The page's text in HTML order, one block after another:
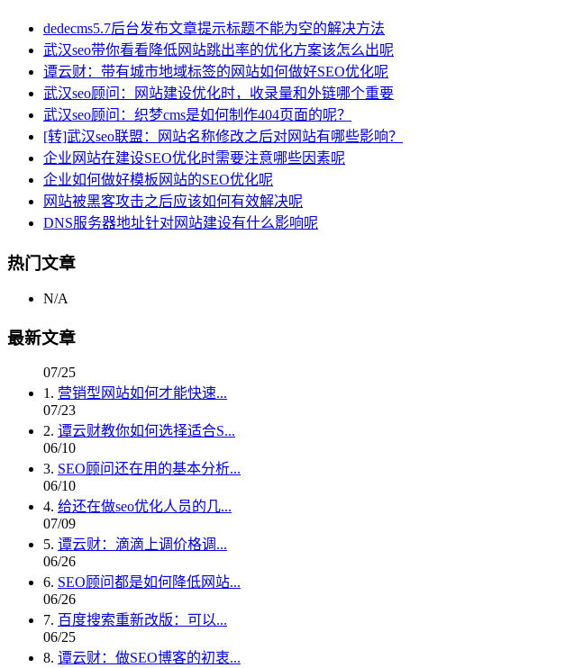
dedecms5.7后台发布文章提示标题不能为空的解决方法
武汉seo带你看看降低网站跳出率的优化方案该怎么出呢
谭云财：带有城市地域标签的网站如何做好SEO优化呢
武汉seo顾问：网站建设优化时，收录量和外链哪个重要
武汉seo顾问：织梦cms是如何制作404页面的呢？
[转]武汉seo联盟：网站名称修改之后对网站有哪些影响？
企业网站在建设SEO优化时需要注意哪些因素呢
企业如何做好模板网站的SEO优化呢
网站被黑客攻击之后应该如何有效解决呢
DNS服务器地址针对网站建设有什么影响呢
热门文章
N/A
最新文章
07/25
1. 营销型网站如何才能快速...
07/23
2. 谭云财教你如何选择适合S...
06/10
3. SEO顾问还在用的基本分析...
06/10
4. 给还在做seo优化人员的几...
07/09
5. 谭云财：滴滴上调价格调...
06/26
6. SEO顾问都是如何降低网站...
06/26
7. 百度搜索重新改版：可以...
06/25
8. 谭云财：做SEO博客的初衷...